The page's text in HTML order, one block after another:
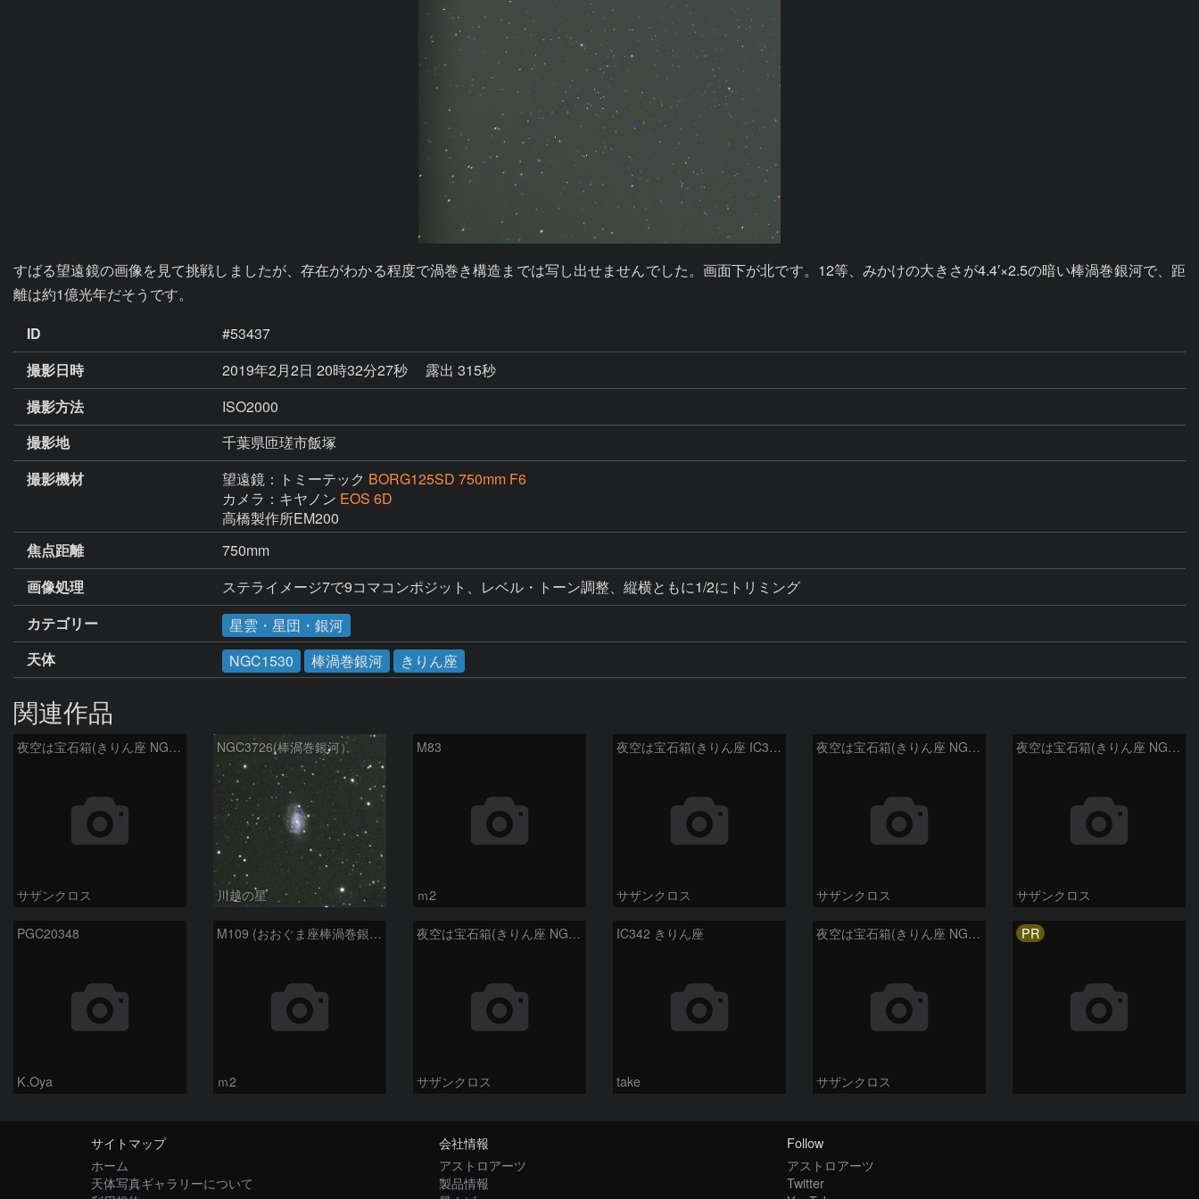
すばる望遠鏡の画像を見て挑戦しましたが、存在がわかる程度で渦巻き構造までは写し出せませんでした。画面下が北です。12等、みかけの大きさが4.4′×2.5の暗い棒渦巻銀河で、距
離は約1億光年だそうです。
ID
#53437
撮影日時
2019年2月2日 20時32分27秒
露出 315秒
撮影方法
ISO2000
撮影地
千葉県匝瑳市飯塚
撮影機材
望遠鏡：トミーテック BORG125SD 750mm F6
カメラ：キヤノン EOS 6D
高橋製作所EM200
焦点距離
750mm
画像処理
ステライメージ7で9コマコンポジット、レベル・トーン調整、縦横ともに1/2にトリミング
カテゴリー
星雲・星団・銀河
天体
NGC1530 棒渦巻銀河 きりん座
関連作品
夜空は宝石箱(きりん座 NGC2403) Seestar50
サザンクロス
NGC3726(棒渦巻銀河）
川越の星
M83
ｍ2
夜空は宝石箱(きりん座 IC342) Seestar50
サザンクロス
夜空は宝石箱(きりん座 NGC2403) Seestar50
サザンクロス
夜空は宝石箱(きりん座 NGC2336) Seestar50
サザンクロス
PGC20348
K.Oya
M109 (おおぐま座棒渦巻銀河）
ｍ2
夜空は宝石箱(きりん座 NGC2146) Seestar50
サザンクロス
IC342 きりん座
take
夜空は宝石箱(きりん座 NGC2403) Seestar50
サザンクロス
PR
サイトマップ
ホーム
天体写真ギャラリーについて
会社情報
アストロアーツ
製品情報
Follow
アストロアーツ
Twitter